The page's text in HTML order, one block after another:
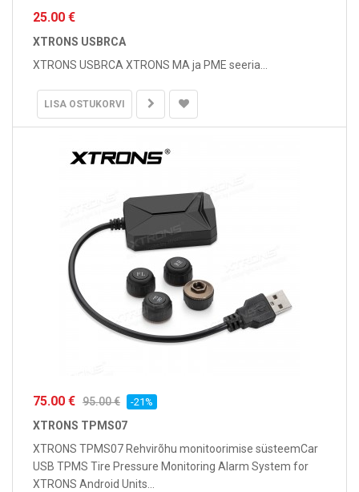
25.00 €
XTRONS USBRCA
XTRONS USBRCA XTRONS MA ja PME seeria...
LISA OSTUKORVI
75.00 € 95.00 € -21%
XTRONS TPMS07
XTRONS TPMS07 Rehvirõhu monitoorimise süsteemCar
USB TPMS Tire Pressure Monitoring Alarm System for
XTRONS Android Units...